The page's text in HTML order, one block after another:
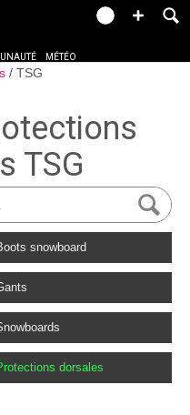
MÉTÉO
TSG
TSG
snowboard
dorsales